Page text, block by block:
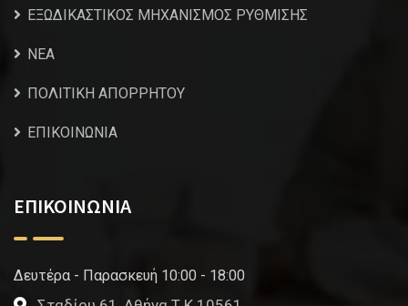
ΕΞΩΔΙΚΑΣΤΙΚΟΣ ΜΗΧΑΝΙΣΜΟΣ ΡΥΘΜΙΣΗΣ
NEA
ΠΟΛΙΤΙΚΗ ΑΠΟΡΡΗΤΟΥ
ΕΠΙΚΟΙΝΩΝΙΑ
ΕΠΙΚΟΙΝΩΝΙΑ
Δευτέρα - Παρασκευή 10:00 - 18:00